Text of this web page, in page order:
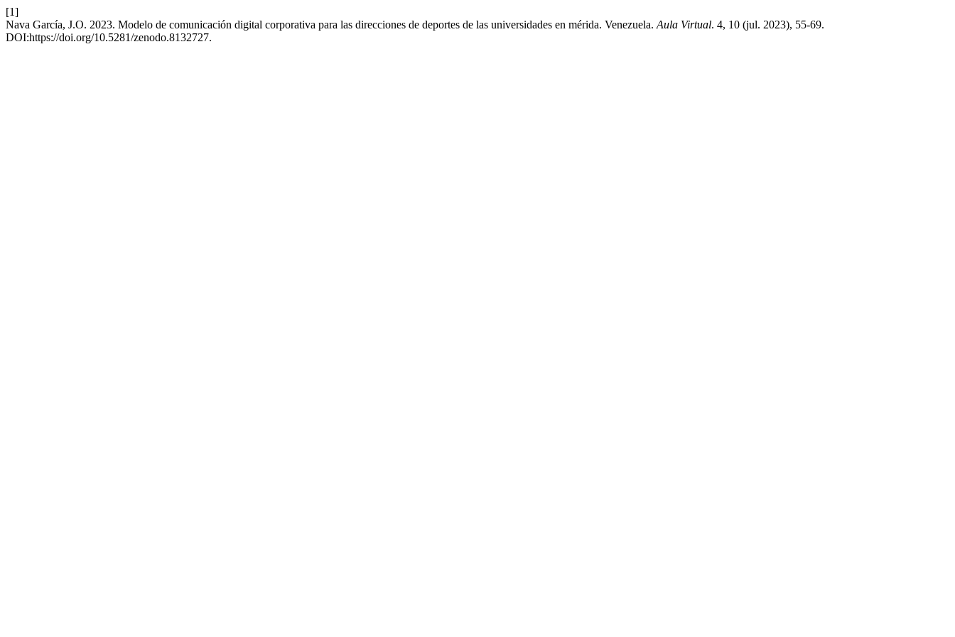
[1]
Nava García, J.O. 2023. Modelo de comunicación digital corporativa para las direcciones de deportes de las universidades en mérida. Venezuela. Aula Virtual. 4, 10 (jul. 2023), 55-69.
DOI:https://doi.org/10.5281/zenodo.8132727.